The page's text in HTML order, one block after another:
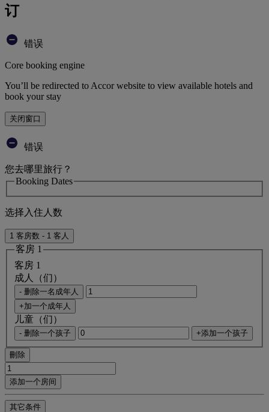
订
错误
Core booking engine
You’ll be redirected to Accor website to view available hotels and
book your stay
关闭窗口
错误
您去哪里旅行？
Booking Dates
选择入住人数
1 客房数 - 1 客人
客房 1
客房 1
成人（们）
- 删除一名成年人
+加一个成年人
儿童（们）
- 删除一个孩子 +添加一个孩子
刪除
添加一个房间
其它条件